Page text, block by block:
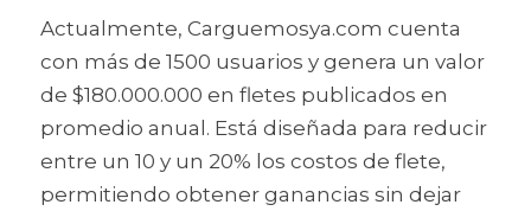
Actualmente, Carguemosya.com cuenta
con más de 1500 usuarios y genera un valor
de $180.000.000 en fletes publicados en
promedio anual. Está diseñada para reducir
entre un 10 y un 20% los costos de flete,
permitiendo obtener ganancias sin dejar